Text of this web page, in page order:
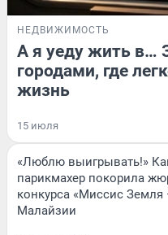
НЕДВИЖИМОСТЬ
А я уеду жить в…
городами, где
жизнь
15 июля
«Люблю выигрывать!»
парикмахер покорила
конкурса «Миссис Земля
Малайзии